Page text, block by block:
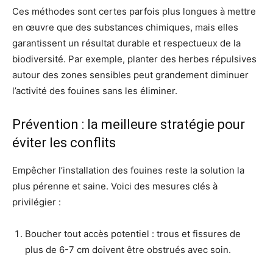
Ces méthodes sont certes parfois plus longues à mettre
en œuvre que des substances chimiques, mais elles
garantissent un résultat durable et respectueux de la
biodiversité. Par exemple, planter des herbes répulsives
autour des zones sensibles peut grandement diminuer
l’activité des fouines sans les éliminer.
Prévention : la meilleure stratégie pour
éviter les conflits
Empêcher l’installation des fouines reste la solution la
plus pérenne et saine. Voici des mesures clés à
privilégier :
Boucher tout accès potentiel : trous et fissures de
plus de 6-7 cm doivent être obstrués avec soin.